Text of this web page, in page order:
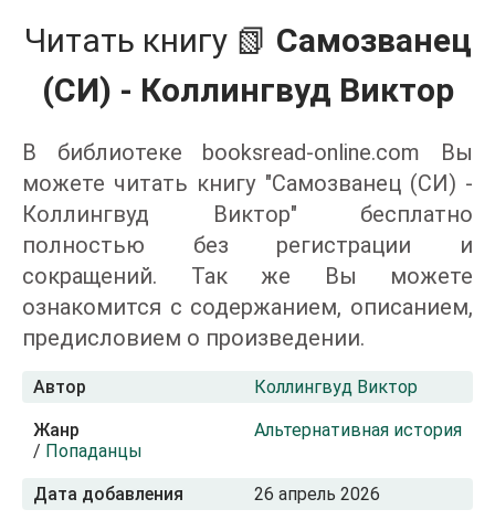
Читать книгу 📗 Самозванец
(СИ) - Коллингвуд Виктор
В библиотеке booksread-online.com Вы
можете читать книгу "Самозванец (СИ) -
Коллингвуд Виктор" бесплатно
полностью без регистрации и
сокращений. Так же Вы можете
ознакомится с содержанием, описанием,
предисловием о произведении.
Автор Коллингвуд Виктор
Жанр
Альтернативная история
/ Попаданцы
Дата добавления 26 апрель 2026